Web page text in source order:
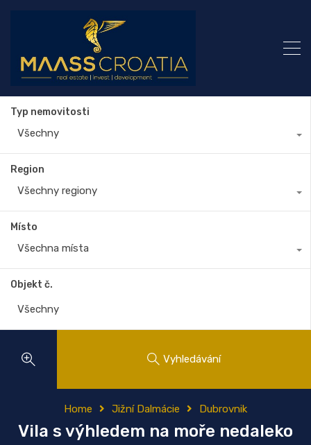
Typ nemovitosti
Všechny
Region
Všechny regiony
Místo
Všechna místa
Objekt č.
Vyhledávání
Home Jižní Dalmácie Dubrovnik
Vila s výhledem na moře nedaleko